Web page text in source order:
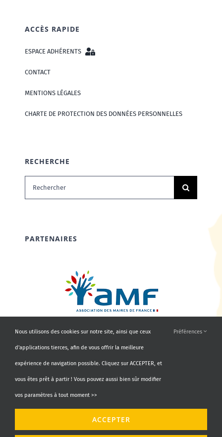
ACCÈS RAPIDE
ESPACE ADHÉRENTS
CONTACT
MENTIONS LÉGALES
CHARTE DE PROTECTION DES DONNÉES PERSONNELLES
RECHERCHE
Rechercher:
PARTENAIRES
Nous utilisons des cookies sur notre site, ainsi que ceux
d'applications tierces, afin de vous offrir la meilleure
expérience de navigation possible. Cliquez sur ACCEPTER, et
vous êtes prêt à partir ! Vous pouvez aussi bien sûr modifier
vos paramètres à tout moment >>
Préférences
ACCEPTER